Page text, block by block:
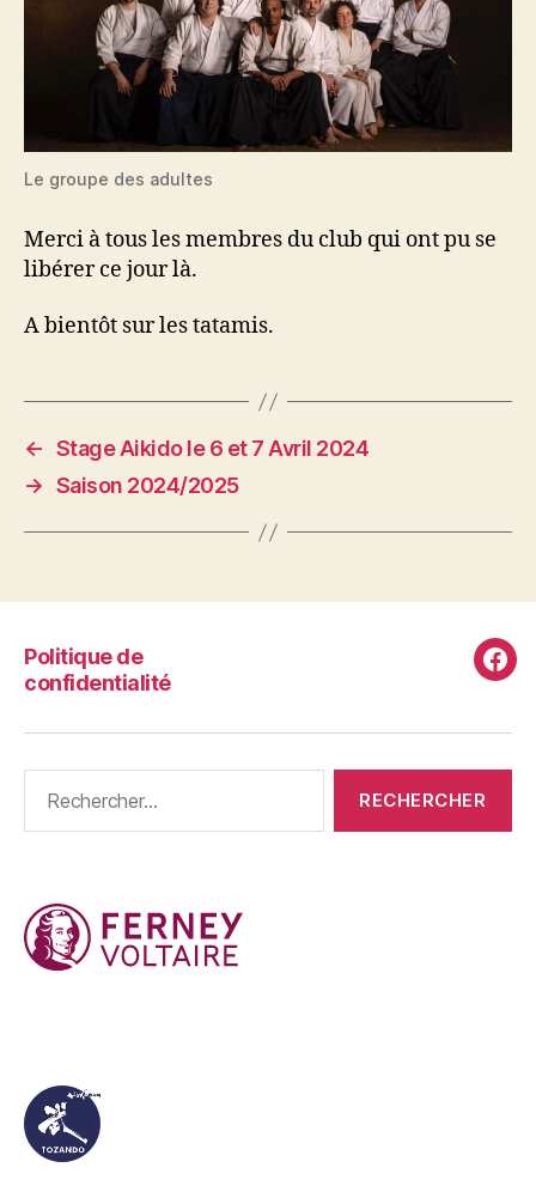
Le groupe des adultes
Merci à tous les membres du club qui ont pu se
libérer ce jour là.
A bientôt sur les tatamis.
← Stage Aikido le 6 et 7 Avril 2024
→ Saison 2024/2025
Politique de
confidentialité